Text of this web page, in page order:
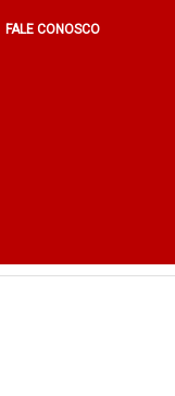
FALE CONOSCO